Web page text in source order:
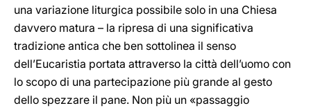
una variazione liturgica possibile solo in una Chiesa
davvero matura – la ripresa di una significativa
tradizione antica che ben sottolinea il senso
dell’Eucaristia portata attraverso la città dell’uomo con
lo scopo di una partecipazione più grande al gesto
dello spezzare il pane. Non più un «passaggio